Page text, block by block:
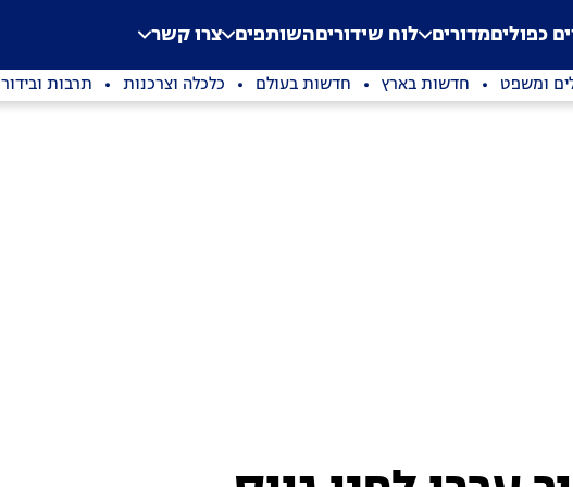
Application error: a
. כפוליםמדורים לוח שידוריםהשותפים צרו קשר
ומשפט חדשות בארץ חדשות בעולם כלכלה וצרכנות תרבות ובידור